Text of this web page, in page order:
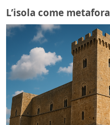
L’isola come metafora